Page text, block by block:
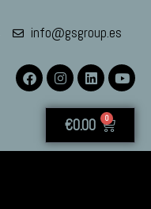
info@gsgroup.es
€0.00 0